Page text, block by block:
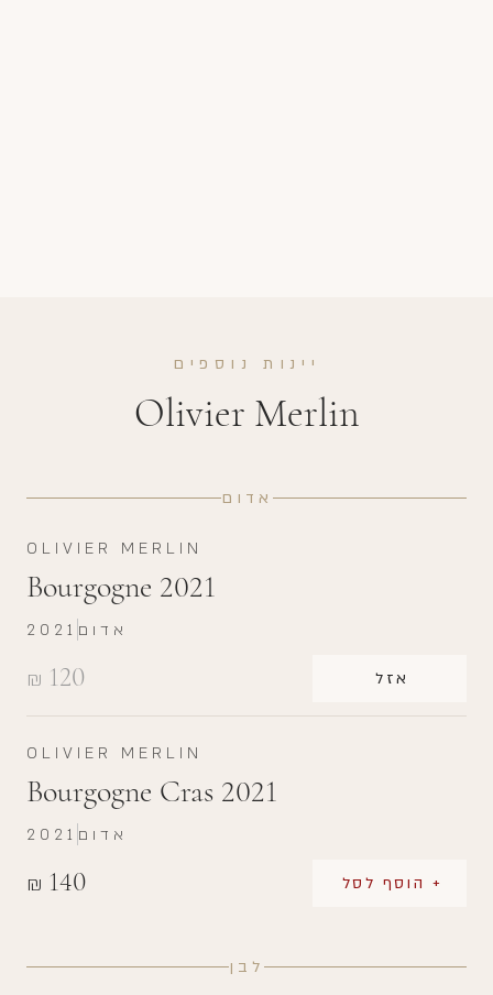
יינות נוספים
Olivier Merlin
אדום
OLIVIER MERLIN
Bourgogne 2021
₪ 120 אזל
2021 אדום
OLIVIER MERLIN
Bourgogne Cras 2021
₪ 140 + הוסף לסל
2021 אדום
לבן